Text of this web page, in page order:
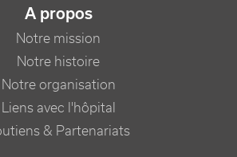
A propos
Notre mission
Notre histoire
Notre organisation
Liens avec l'hôpital
& Partenariats